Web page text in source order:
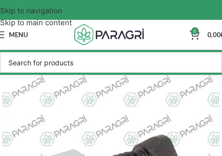
Skip to navigation
Skip to main content
MENU 0 0,00